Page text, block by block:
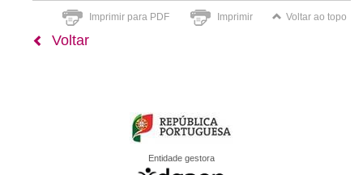
Imprimir para PDF Imprimir Voltar ao topo
Voltar
Entidade gestora